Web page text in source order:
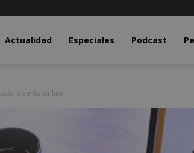
Actualidad Especiales Podcast
venta online